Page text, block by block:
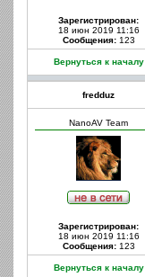
Зарегистрирован:
18 июн 2019 11:16
Сообщения:123
Вернуться к началу
fredduz
NanoAV Team
Зарегистрирован:
18 июн 2019 11:16
Сообщения:123
Вернуться к началу